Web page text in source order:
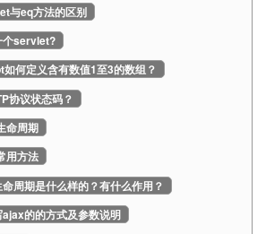
与eq方法的区别
个servlet?
何定义含有数值1至3的数组？
协议状态码？
命周期
用方法
周期是什么样的？有什么作用？
的的方式及参数说明